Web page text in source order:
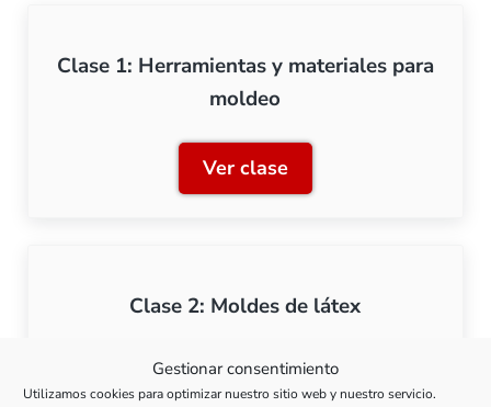
Gestionar consentimiento
Utilizamos cookies para optimizar nuestro sitio web y nuestro servicio.
Clase 1: Herramientas y materiales para
moldeo
Ver claseClase 1: Herramientas y
Clase 2: Moldes de látex
Ver claseClase 2: Moldes de látex